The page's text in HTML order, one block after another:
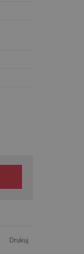
Drukuj